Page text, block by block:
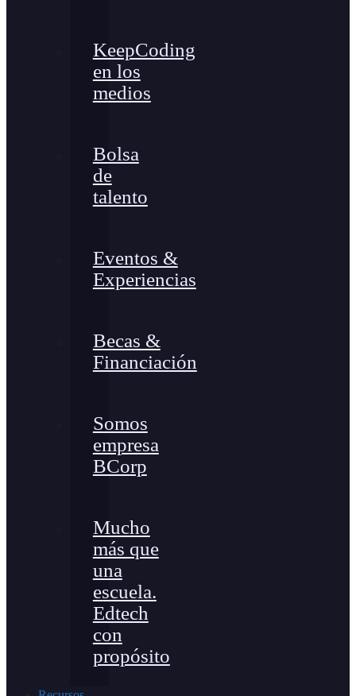
KeepCoding
en los
medios
Bolsa
de
talento
Eventos &
Experiencias
Becas &
Financiación
Somos
empresa
BCorp
Mucho
más que
una
escuela.
Edtech
con
propósito